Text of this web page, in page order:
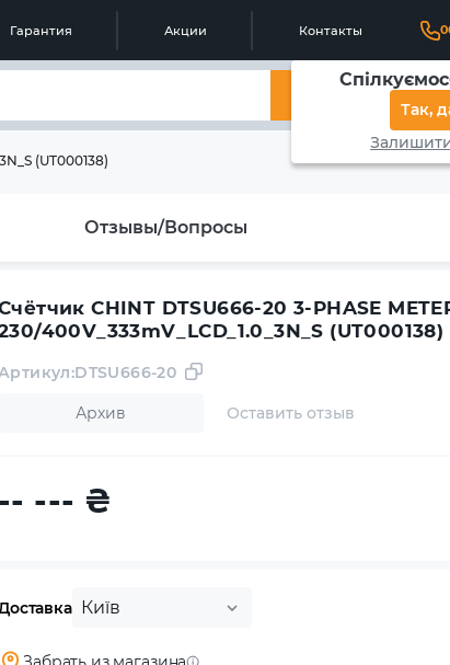
Гарантия Акции Контакты
Так,
(UT000138)
Отзывы/Вопросы
CHINT DTSU666-20 3-PHASE
400V_333mV_LCD_1.0_3N_S (UT000138)
Архив
DTSU666-20
Оставить отзыв
-- --- ₴
Київ